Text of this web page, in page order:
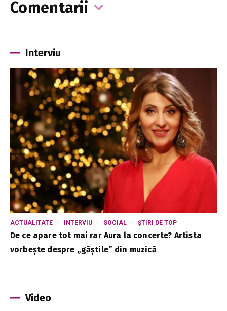
Comentarii
Interviu
ACTUALITATE INTERVIU SOCIAL ȘTIRI DE TOP
De ce apare tot mai rar Aura la concerte? Artista
vorbește despre „găștile” din muzică
Video